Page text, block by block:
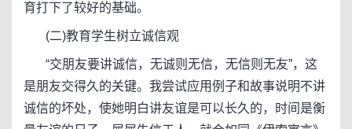
育打下了较好的基础。
(二)教育学生树立诚信观
“交朋友要讲诚信，无诚则无信，无信则无友”，这
是朋友交得久的关键。我尝试应用例子和故事说明不讲
诚信的坏处，使她明白讲友谊是可以长久的，时间是衡